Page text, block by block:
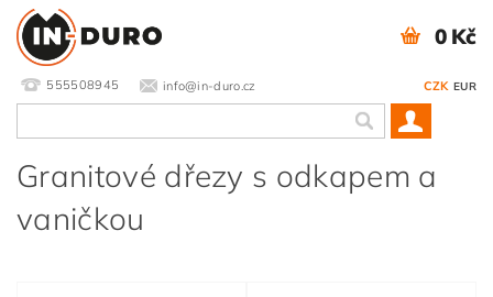
555508945 info@in-duro.cz CZK EUR
0 Kč
Granitové dřezy s odkapem a
vaničkou